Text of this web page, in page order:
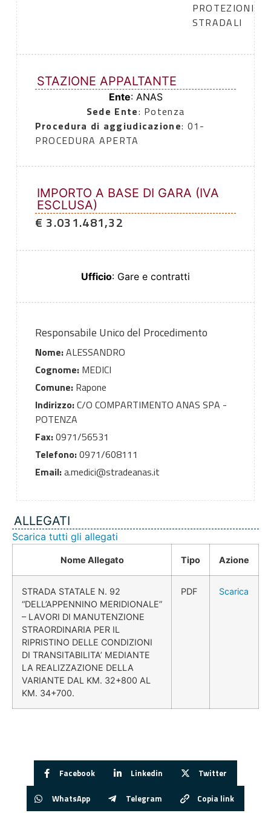
PROTEZIONI
STRADALI
STAZIONE APPALTANTE
Ente: ANAS
Sede Ente: Potenza
Procedura di aggiudicazione: 01-
PROCEDURA APERTA
IMPORTO A BASE DI GARA (IVA
ESCLUSA)
€ 3.031.481,32
Ufficio: Gare e contratti
Responsabile Unico del Procedimento
Nome:ALESSANDRO
Cognome:MEDICI
Comune:Rapone
Indirizzo:C/O COMPARTIMENTO ANAS SPA -
POTENZA
Fax:0971/56531
Telefono:0971/608111
Email:a.medici@stradeanas.it
ALLEGATI
Scarica tutti gli allegati
Nome Allegato Tipo Azione
STRADA STATALE N. 92
“DELL’APPENNINO MERIDIONALE”
– LAVORI DI MANUTENZIONE
STRAORDINARIA PER IL
RIPRISTINO DELLE CONDIZIONI
DI TRANSITABILITA’ MEDIANTE
LA REALIZZAZIONE DELLA
VARIANTE DAL KM. 32+800 AL
KM. 34+700.
PDF Scarica
Facebook Linkedin Twitter
WhatsApp Telegram Copia link